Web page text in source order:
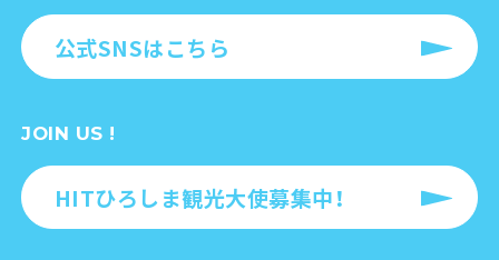
公式SNSはこちら
JOIN US !
HITひろしま観光大使募集中！